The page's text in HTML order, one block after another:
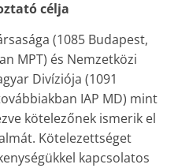
célja
(1085 Budapest,
MPT) és Nemzetközi
Divíziója (1091
IAP MD) mint
kötelezőnek ismerik el
Kötelezettséget
kapcsolatos